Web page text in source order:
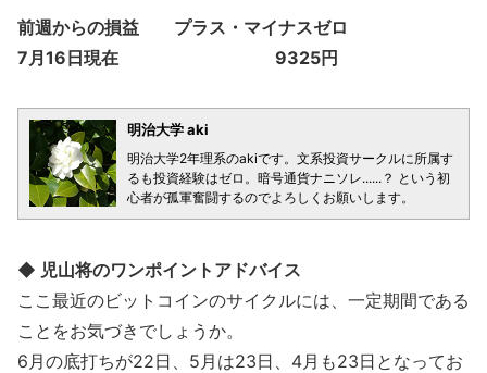
前週からの損益 プラス・マイナスゼロ
7月16日現在 9325円
明治大学 aki
明治大学2年理系のakiです。文系投資サークルに所属す
るも投資経験はゼロ。暗号通貨ナニソレ......？ という初
心者が孤軍奮闘するのでよろしくお願いします。
◆ 児山将のワンポイントアドバイス
ここ最近のビットコインのサイクルには、一定期間である
ことをお気づきでしょうか。
6月の底打ちが22日、5月は23日、4月も23日となってお